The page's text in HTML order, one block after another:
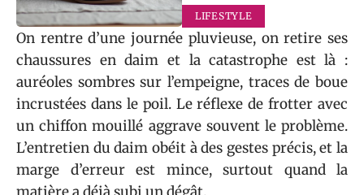
LIFESTYLE
On rentre d’une journée pluvieuse, on retire ses
chaussures en daim et la catastrophe est là :
auréoles sombres sur l’empeigne, traces de boue
incrustées dans le poil. Le réflexe de frotter avec
un chiffon mouillé aggrave souvent le problème.
L’entretien du daim obéit à des gestes précis, et la
marge d’erreur est mince, surtout quand la